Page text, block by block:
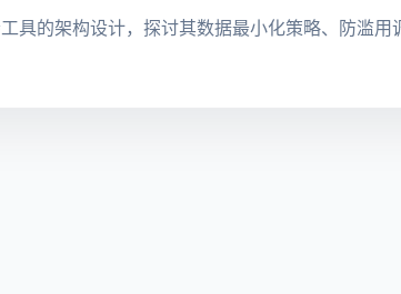
具的架构设计，探讨其数据最小化策略、防滥用